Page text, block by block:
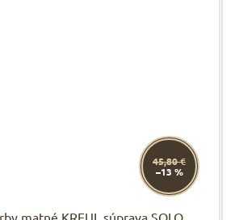
45,80 €
–13 %
matné KREUL súprava SOLO